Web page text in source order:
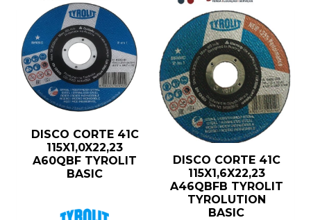
DISCO CORTE 41C
115X1,0X22,23
A60QBF TYROLIT
BASIC
DISCO CORTE 41C
115X1,6X22,23
A46QBFB TYROLIT
TYROLUTION
BASIC